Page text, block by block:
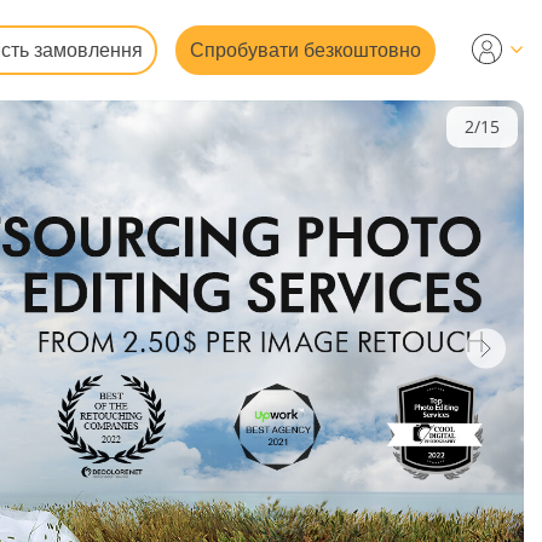
замовлення Спробувати безкоштовно
2/15